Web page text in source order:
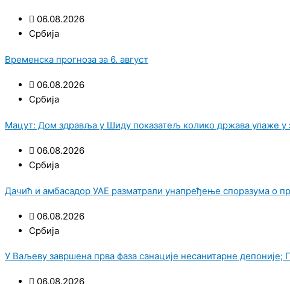
06.08.2026
Србија
Временска прогноза за 6. август
06.08.2026
Србија
Мацут: Дом здравља у Шиду показатељ колико држава улаже у
06.08.2026
Србија
Дачић и амбасадор УАЕ разматрали унапређење споразума о
06.08.2026
Србија
У Ваљеву завршена прва фаза санације несанитарне депоније;
06.08.2026